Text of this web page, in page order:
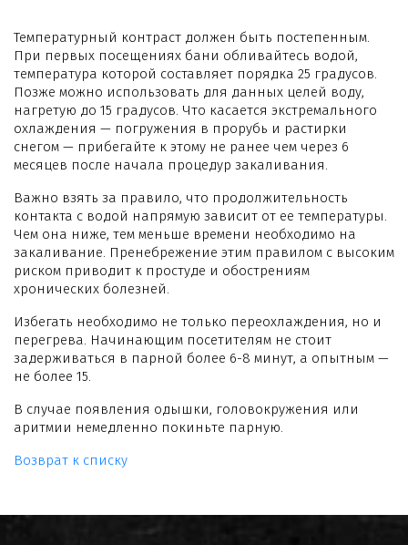
Температурный контраст должен быть постепенным.
При первых посещениях бани обливайтесь водой,
температура которой составляет порядка 25 градусов.
Позже можно использовать для данных целей воду,
нагретую до 15 градусов. Что касается экстремального
охлаждения — погружения в прорубь и растирки
снегом — прибегайте к этому не ранее чем через 6
месяцев после начала процедур закаливания.
Важно взять за правило, что продолжительность
контакта с водой напрямую зависит от ее температуры.
Чем она ниже, тем меньше времени необходимо на
закаливание. Пренебрежение этим правилом с высоким
риском приводит к простуде и обострениям
хронических болезней.
Избегать необходимо не только переохлаждения, но и
перегрева. Начинающим посетителям не стоит
задерживаться в парной более 6-8 минут, а опытным —
не более 15.
В случае появления одышки, головокружения или
аритмии немедленно покиньте парную.
Возврат к списку